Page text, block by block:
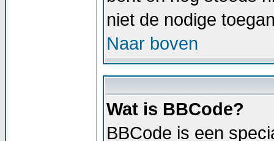
niet de nodige
Naar boven
Wat is BBCode?
BBCode is een